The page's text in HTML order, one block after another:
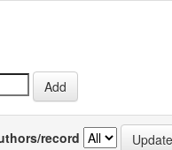
record